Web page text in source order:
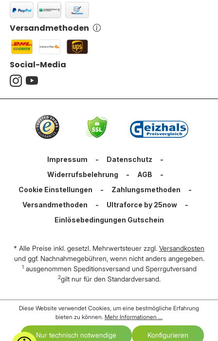
Versandmethoden
Social-Media
Impressum - Datenschutz
-
Widerrufsbelehrung
- AGB
-
Cookie Einstellungen
- Zahlungsmethoden
-
Versandmethoden
- Ultraforce by 25now
-
Einlösebedingungen Gutschein
* Alle Preise inkl. gesetzl. Mehrwertsteuer zzgl. Versandkosten
und ggf. Nachnahmegebühren, wenn nicht anders angegeben.
1 ausgenommen Speditionsversand und Sperrgutversand
2gilt nur für den Standardversand.
Diese Website verwendet Cookies, um eine bestmögliche Erfahrung
bieten zu können. Mehr Informationen ...
Nur technisch notwendige Konfigurieren